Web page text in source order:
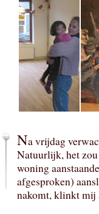
Na vrijdag
Natuurlijk, het
woning
afgesproken)
nakomt, klinkt mij